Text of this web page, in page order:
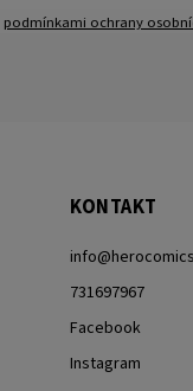
KONTAKT
info@
731697967
Facebook
Instagram
podmínkami ochrany